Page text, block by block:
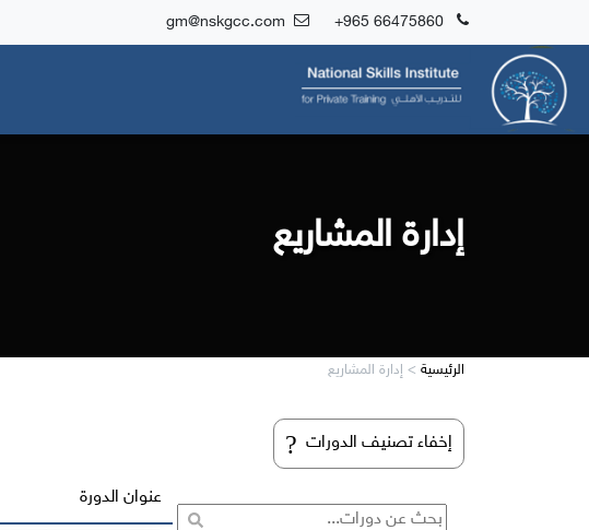
+965 66475860
gm@nskgcc.com
إدارة المشاريع
الرئيسية > إدارة المشاريع
إخفاء تصنيف الدورات ?
عنوان الدورة